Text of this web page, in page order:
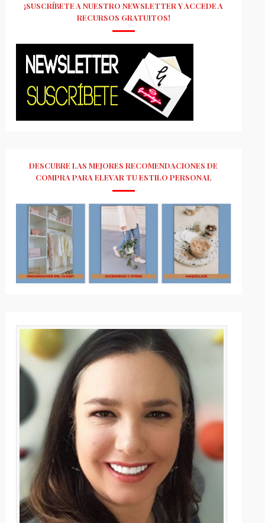
¡SUSCRÍBETE A NUESTRO NEWSLETTER Y ACCEDE A
RECURSOS GRATUITOS!
DESCUBRE LAS MEJORES RECOMENDACIONES DE
COMPRA PARA ELEVAR TU ESTILO PERSONAL